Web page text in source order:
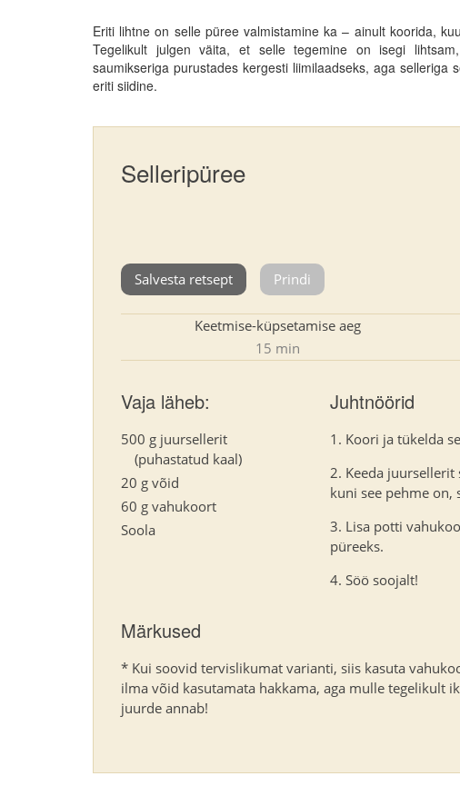
Eriti lihtne on selle püree valmistamine ka – ainult koorida,
Tegelikult julgen väita, et selle tegemine on isegi
saumikseriga purustades kergesti liimilaadseks, aga
eriti siidine.
Selleripüree
Salvesta retsept Prindi
Keetmise-küpsetamise aeg
15 min
Vaja läheb:
500 g juursellerit
(puhastatud kaal)
20 g võid
60 g vahukoort
Soola
Juhtnöörid
Koori ja tükelda
Keeda
kuni see pehme on,
Lisa potti
püreeks.
Söö soojalt!
Märkused
* Kui soovid tervislikumat varianti, siis kasuta
ilma võid kasutamata hakkama, aga mulle tegelikult
juurde annab!